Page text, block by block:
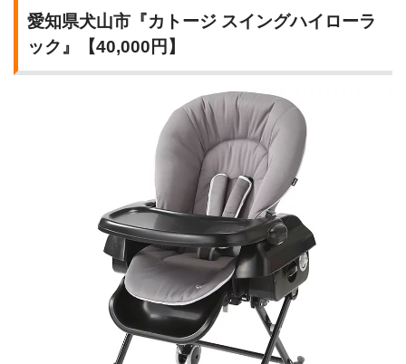
愛知県犬山市『カトージ スイングハイローラ
ック』【40,000円】